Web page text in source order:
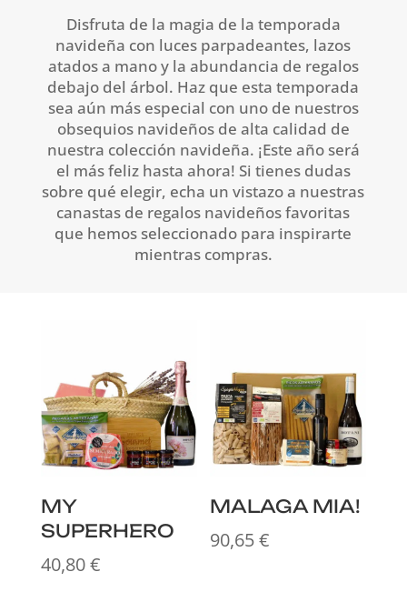
Disfruta de la magia de la temporada
navideña con luces parpadeantes, lazos
atados a mano y la abundancia de regalos
debajo del árbol. Haz que esta temporada
sea aún más especial con uno de nuestros
obsequios navideños de alta calidad de
nuestra colección navideña. ¡Este año será
el más feliz hasta ahora! Si tienes dudas
sobre qué elegir, echa un vistazo a nuestras
canastas de regalos navideños favoritas
que hemos seleccionado para inspirarte
mientras compras.
MY
SUPERHERO
40,80€
MALAGA MIA!
90,65€